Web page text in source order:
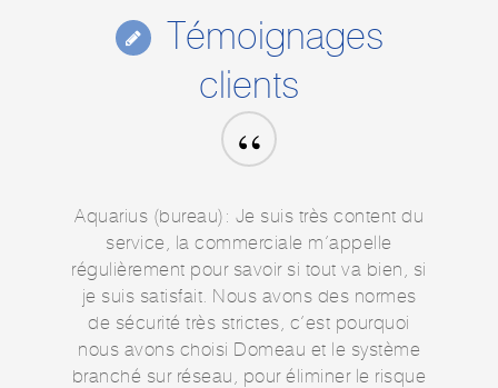
Témoignages
clients
“
Aquarius (bureau): Je suis très content du
service, la commerciale m’appelle
régulièrement pour savoir si tout va bien, si
je suis satisfait. Nous avons des normes
de sécurité très strictes, c’est pourquoi
nous avons choisi Domeau et le système
branché sur réseau, pour éliminer le risque